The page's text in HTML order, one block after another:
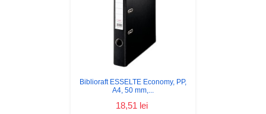
Biblioraft ESSELTE Economy, PP,
A4, 50 mm,...
18,51 lei